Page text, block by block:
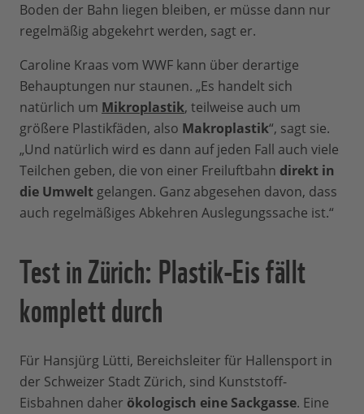
Boden der Bahn liegen bleiben, er müsse dann nur
regelmäßig abgekehrt werden, sagt er.
Caroline Kraas vom WWF kann über derartige
Behauptungen nur staunen. „Es handelt sich
natürlich um Mikroplastik, teilweise auch um
größere Plastikfäden, also Makroplastik“, sagt sie.
„Und natürlich wird es dann auf jeden Fall auch viele
Teilchen geben, die von einer Freiluftbahn direkt in
die Umwelt gelangen. Ganz abgesehen davon, dass
auch regelmäßiges Abkehren Auslegungssache ist.“
Test in Zürich: Plastik-Eis fällt
komplett durch
Für Hansjürg Lütti, Bereichsleiter für Hallensport in
der Schweizer Stadt Zürich, sind Kunststoff-
Eisbahnen daher ökologisch eine Sackgasse. Eine